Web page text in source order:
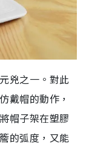
兇之一。對此
戴帽的動作，
帽子架在塑膠
的弧度，又能